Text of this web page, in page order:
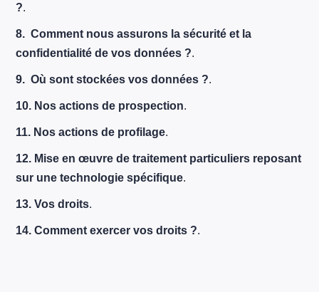
?.
8. Comment nous assurons la sécurité et la
confidentialité de vos données ?.
9. Où sont stockées vos données ?.
10. Nos actions de prospection.
11. Nos actions de profilage.
12. Mise en œuvre de traitement particuliers reposant
sur une technologie spécifique.
13. Vos droits.
14. Comment exercer vos droits ?.